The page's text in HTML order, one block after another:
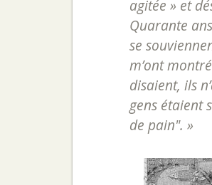
agitée » et
Quarante
se
m’ont
disaient, ils
gens étaient
de pain". »